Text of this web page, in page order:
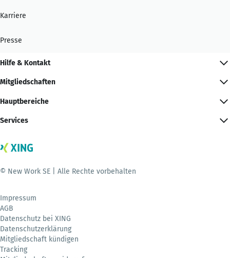
Karriere
Presse
Hilfe & Kontakt
Mitgliedschaften
Hauptbereiche
Services
© New Work SE | Alle Rechte vorbehalten
Impressum
AGB
Datenschutz bei XING
Datenschutzerklärung
Mitgliedschaft kündigen
Tracking